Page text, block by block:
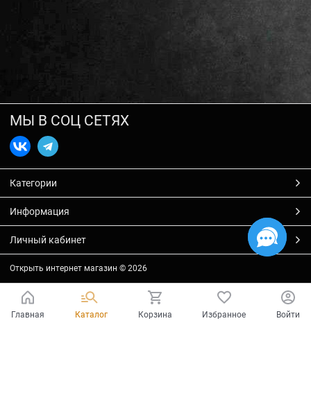
МЫ В СОЦ СЕТЯХ
Категории
Информация
Личный кабинет
Открыть интернет магазин © 2026
Главная Каталог Корзина Избранное Войти